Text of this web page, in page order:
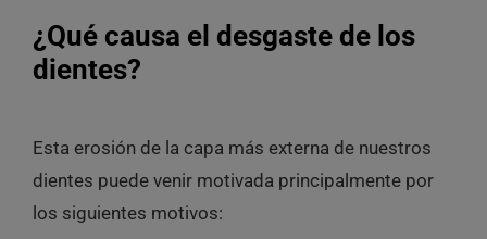
¿Qué causa el desgaste de los
dientes?
Esta erosión de la capa más externa de nuestros
dientes puede venir motivada principalmente por
los siguientes motivos: